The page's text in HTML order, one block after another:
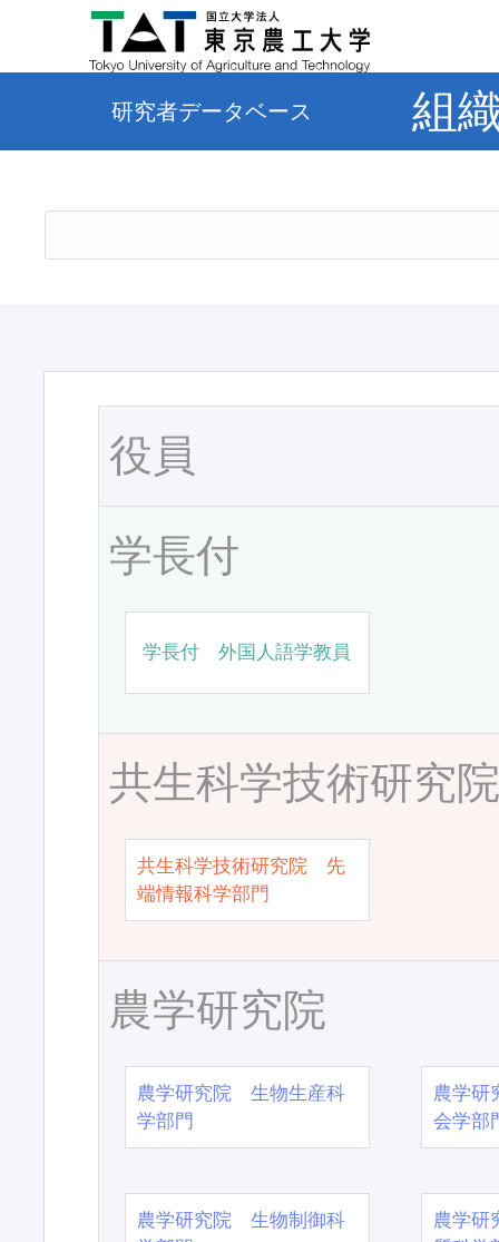
研究者データベース 組
役員
学長付
学長付 外国人語学教員
共生科学技術研究
共生科学技術研究院 先
端情報科学部門
農学研究院
農学研究院 生物生産科
学部門
農学
会学部
農学研究院 生物制御科
農学